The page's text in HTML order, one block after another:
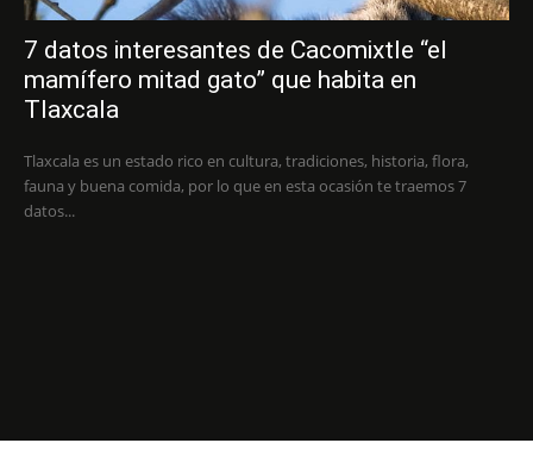
7 datos interesantes de Cacomixtle “el
mamífero mitad gato” que habita en
Tlaxcala
Tlaxcala es un estado rico en cultura, tradiciones, historia, flora,
fauna y buena comida, por lo que en esta ocasión te traemos 7
datos...